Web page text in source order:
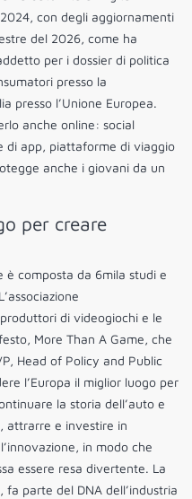
con degli aggiornamenti
del 2026, come ha
per i dossier di politica
presso la
presso l’Unione Europea.
anche online: social
di app, piattaforme di viaggio
anche i giovani da un
per creare
è composta da 6mila studi e
di videogiochi e le
More Than A Game, che
Head of Policy and Public
l’Europa il miglior luogo per
la storia dell’auto e
attrarre e investire in
in modo che
essere resa divertente. La
parte del DNA dell’industria